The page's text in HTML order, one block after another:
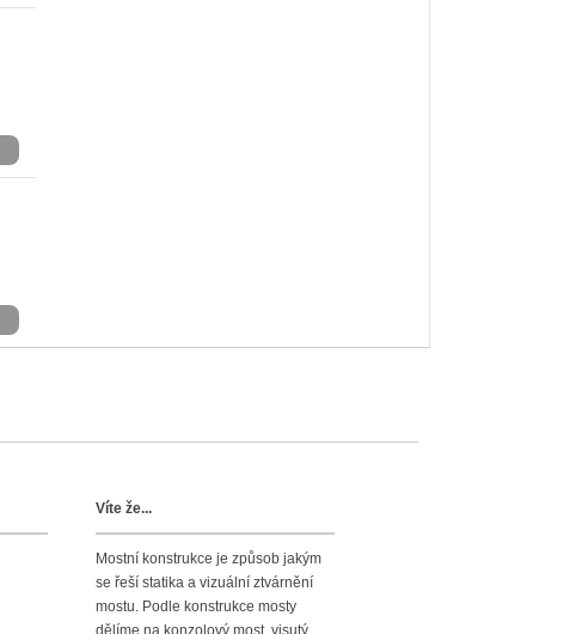
Víte že...
Mostní konstrukce je způsob jakým
se řeší statika a vizuální ztvárnění
mostu. Podle konstrukce mosty
dělíme na konzolový most, visutý